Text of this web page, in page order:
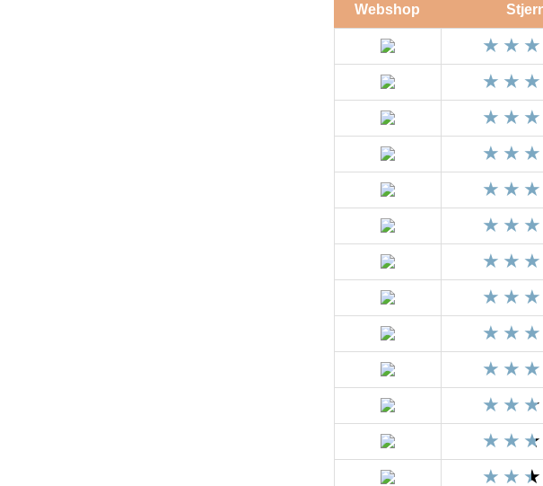
Webshop